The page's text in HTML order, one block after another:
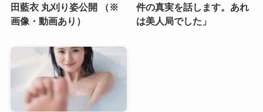
田藍衣 丸刈り姿公開 （※
画像・動画あり）
件の真実を話します。あれ
は美人局でした」